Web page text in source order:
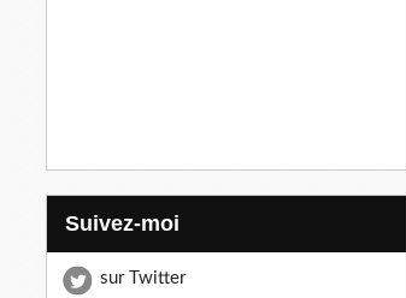
Suivez-moi
sur Twitter